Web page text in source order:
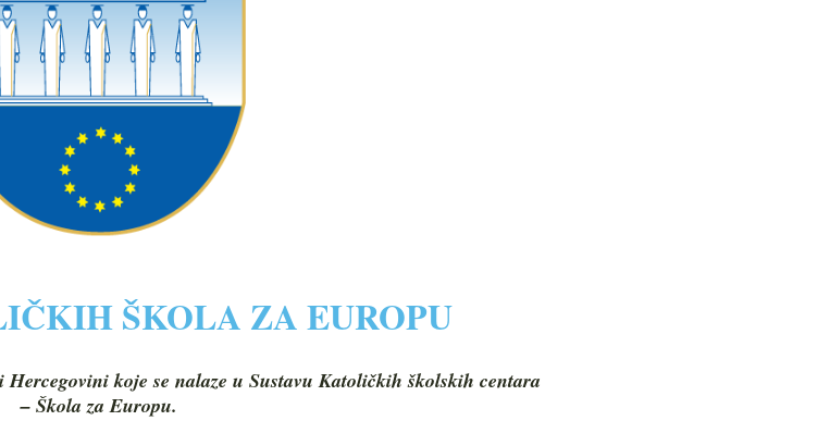
ŠKOLA ZA EUROPU
koje se nalaze u Sustavu Katoličkih školskih centara
– Škola za Europu.